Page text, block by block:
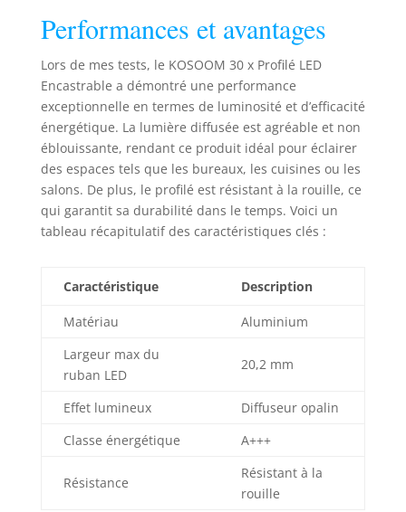
garantissant la
longévité des
bandes LED 12V /
24V. Idéal pour des
installations
durables dans des
résidentiels,
hôteliers ou
commerciaux.
Installation simple
mise en œuvre
rapide avec vis ou
colle, ce profil LED
apprécié par les
professionnels
temps, et par les
particuliers pour
Parfait pour la
Performances et avantages
Lors de mes tests, le KOSOOM 30 x Profilé LED
Encastrable a démontré une performance
exceptionnelle en termes de luminosité et d’efficacité
énergétique. La lumière diffusée est agréable et non
éblouissante, rendant ce produit idéal pour éclairer
des espaces tels que les bureaux, les cuisines ou les
salons. De plus, le profilé est résistant à la rouille, ce
qui garantit sa durabilité dans le temps. Voici un
tableau récapitulatif des caractéristiques clés :
Caractéristique Description
Matériau
Aluminium
Largeur max du
ruban LED
20,2 mm
Effet lumineux
Diffuseur opalin
Classe énergétique
A+++
Résistance
Résistant à la
rouille